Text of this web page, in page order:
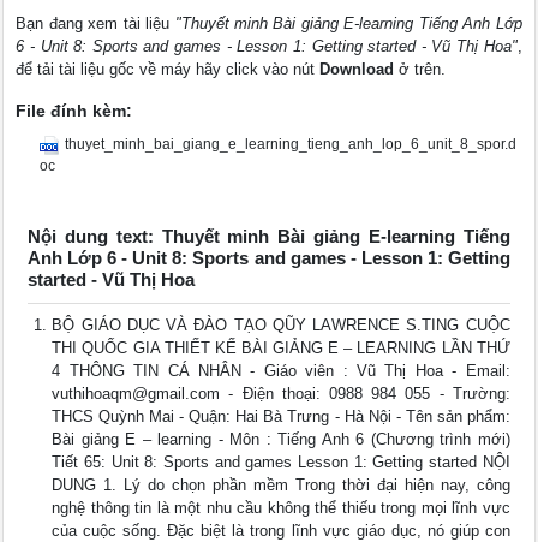
Bạn đang xem tài liệu "Thuyết minh Bài giảng E-learning Tiếng Anh Lớp
6 - Unit 8: Sports and games - Lesson 1: Getting started - Vũ Thị Hoa",
để tải tài liệu gốc về máy hãy click vào nút Download ở trên.
File đính kèm:
thuyet_minh_bai_giang_e_learning_tieng_anh_lop_6_unit_8_spor.d
oc
Nội dung text: Thuyết minh Bài giảng E-learning Tiếng
Anh Lớp 6 - Unit 8: Sports and games - Lesson 1: Getting
started - Vũ Thị Hoa
BỘ GIÁO DỤC VÀ ĐÀO TẠO QŨY LAWRENCE S.TING CUỘC
THI QUỐC GIA THIẾT KẾ BÀI GIẢNG E – LEARNING LẦN THỨ
4 THÔNG TIN CÁ NHÂN - Giáo viên : Vũ Thị Hoa - Email:
vuthihoaqm@gmail.com - Điện thoại: 0988 984 055 - Trường:
THCS Quỳnh Mai - Quận: Hai Bà Trưng - Hà Nội - Tên sản phẩm:
Bài giảng E – learning - Môn : Tiếng Anh 6 (Chương trình mới)
Tiết 65: Unit 8: Sports and games Lesson 1: Getting started NỘI
DUNG 1. Lý do chọn phần mềm Trong thời đại hiện nay, công
nghệ thông tin là một nhu cầu không thể thiếu trong mọi lĩnh vực
của cuộc sống. Đặc biệt là trong lĩnh vực giáo dục, nó giúp con